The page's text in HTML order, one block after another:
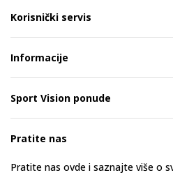
Korisnički servis
Informacije
Sport Vision ponude
Pratite nas
Pratite nas ovde i saznajte više o